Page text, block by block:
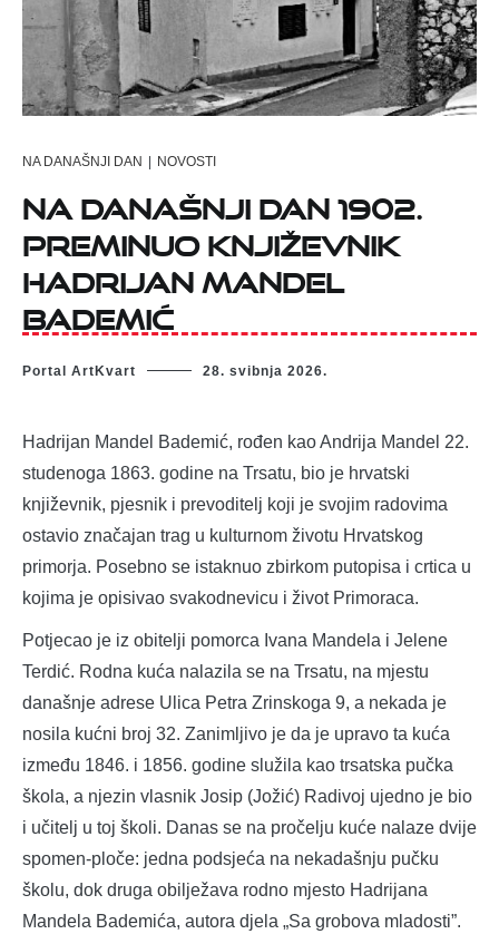
NA DANAŠNJI DAN | NOVOSTI
Na današnji dan 1902.
preminuo književnik
Hadrijan Mandel
Bademić
Portal ArtKvart 28. svibnja 2026.
Hadrijan Mandel Bademić, rođen kao Andrija Mandel 22.
studenoga 1863. godine na Trsatu, bio je hrvatski
književnik, pjesnik i prevoditelj koji je svojim radovima
ostavio značajan trag u kulturnom životu Hrvatskog
primorja. Posebno se istaknuo zbirkom putopisa i crtica u
kojima je opisivao svakodnevicu i život Primoraca.
Potjecao je iz obitelji pomorca Ivana Mandela i Jelene
Terdić. Rodna kuća nalazila se na Trsatu, na mjestu
današnje adrese Ulica Petra Zrinskoga 9, a nekada je
nosila kućni broj 32. Zanimljivo je da je upravo ta kuća
između 1846. i 1856. godine služila kao trsatska pučka
škola, a njezin vlasnik Josip (Jožić) Radivoj ujedno je bio
i učitelj u toj školi. Danas se na pročelju kuće nalaze dvije
spomen-ploče: jedna podsjeća na nekadašnju pučku
školu, dok druga obilježava rodno mjesto Hadrijana
Mandela Bademića, autora djela „Sa grobova mladosti”.